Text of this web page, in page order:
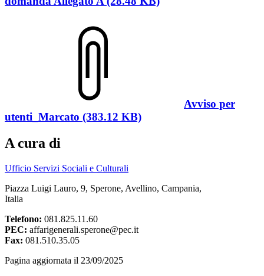
Avviso per
utenti_Marcato (383.12 KB)
A cura di
Ufficio Servizi Sociali e Culturali
Piazza Luigi Lauro, 9, Sperone, Avellino, Campania,
Italia
Telefono: 081.825.11.60
PEC: affarigenerali.sperone@pec.it
Fax: 081.510.35.05
Pagina aggiornata il 23/09/2025